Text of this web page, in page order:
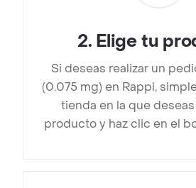
2. Elige tu
Si deseas realizar un
(0.075 mg) en Rappi,
tienda en la que
producto y haz clic en el